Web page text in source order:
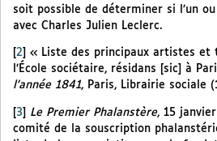
soit possible de déterminer si l’un
avec Charles Julien Leclerc.
2
« Liste des principaux artistes et
l’École sociétaire, résidans [sic] à
l’année 1841, Paris, Librairie sociale
[3] Le Premier Phalanstère, 15
comité de la souscription